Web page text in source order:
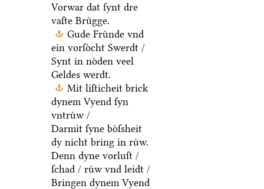
Vorwar dat ſynt dre
vaſte Bruͤgge.
Gude Fruͤnde vnd
ein vorſoͤcht Swerdt /
Synt in noͤden veel
Geldes werdt.
Mit liſticheit brick
dynem Vyend ſyn
vntruͤw /
Darmit ſyne boͤſsheit
dy nicht bring in ruͤw.
Denn dyne vorluſt /
ſchad / ruͤw vnd leidt /
Bringen dynem Vyend